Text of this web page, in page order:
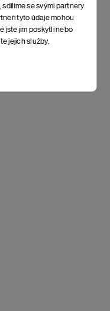
se svými partnery
tyto údaje mohou
jste jim poskytli nebo
jejich služby.